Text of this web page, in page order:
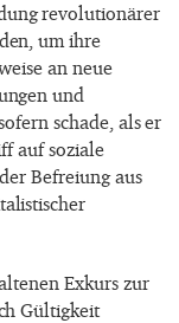
revolutionärer
um ihre
an neue
und
schade, als er
auf soziale
Befreiung aus
Exkurs zur
Gültigkeit